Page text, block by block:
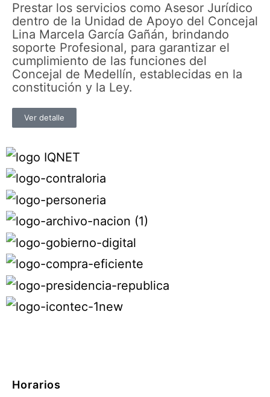
Prestar los servicios como Asesor Jurídico
dentro de la Unidad de Apoyo del Concejal
Lina Marcela García Gañán, brindando
soporte Profesional, para garantizar el
cumplimiento de las funciones del
Concejal de Medellín, establecidas en la
constitución y la Ley.
Ver detalle
Horarios